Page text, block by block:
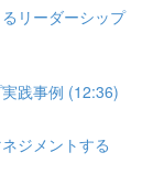
リーダーシップ
践事例 (12:36)
ジメントする